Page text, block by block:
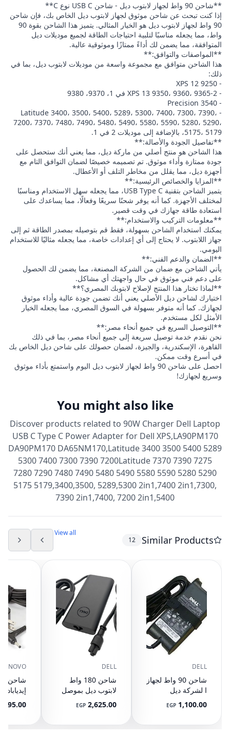
**شاحن 90 واط لجهاز لابتوب ديل - شاحن USB C نوع C**
إذا كنت تبحث عن شاحن موثوق لجهاز لابتوب ديل الخاص بك، فإن شاحن
90 واط لجهاز لابتوب ديل هو الخيار المثالي. يتميز هذا الشاحن بقوة 90
واط، مما يجعله مناسبًا لتلبية احتياجات الطاقة لجميع موديلات ديل
المتوافقة، مما يضمن لك أداءً ممتازًا وموثوقية عالية.
**المواصفات والتوافق:**
هذا الشاحن متوافق مع مجموعة واسعة من موديلات لابتوب ديل، بما في
ذلك:
- XPS 12 9250
- XPS 13 9350، 9360، 9365-2 في 1، 9370، 9380
- Precision 3540
- Latitude 3400، 3500، 5400، 5289، 5300، 7400، 7300، 7390،
7200، 7370، 7480، 7490، 5480، 5490، 5580، 5590، 5280، 5290،
5175، 5179، بالإضافة إلى موديلات 2 في 1.
**تفاصيل الجودة والأصالة:**
هذا الشاحن هو منتج أصلي من ماركة ديل، مما يعني أنك ستحصل على
جودة ممتازة وأداء موثوق. تم تصميمه خصيصًا لضمان التوافق التام مع
أجهزة ديل، مما يقلل من مخاطر التلف أو الأعطال.
**المزايا والخصائص الرئيسية:**
يتميز الشاحن بتقنية USB Type C، مما يجعله سهل الاستخدام ومناسبًا
لمختلف الأجهزة. كما أنه يوفر شحنًا سريعًا وفعالًا، مما يساعدك على
استعادة طاقة جهازك في وقت قصير.
**معلومات التركيب والاستخدام:**
يمكنك استخدام الشاحن بسهولة، فقط قم بتوصيله بمصدر الطاقة ثم إلى
جهاز اللابتوب. لا يحتاج إلى أي إعدادات خاصة، مما يجعله مثاليًا للاستخدام
اليومي.
**الضمان والدعم الفني:**
يأتي الشاحن مع ضمان من الشركة المصنعة، مما يضمن لك الحصول
على دعم فني موثوق في حال واجهتك أي مشاكل.
**لماذا تختار هذا المنتج لإصلاح لابتوبك المصري؟**
اختيارك لشاحن ديل الأصلي يعني أنك تضمن جودة عالية وأداء موثوق
لجهازك. كما أنه متوفر بسهولة في السوق المصري، مما يجعله الخيار
الأمثل لكل مستخدم.
**التوصيل السريع في جميع أنحاء مصر:**
نحن نقدم خدمة توصيل سريعة إلى جميع أنحاء مصر، بما في ذلك
القاهرة، الإسكندرية، والجيزة، لضمان حصولك على شاحن ديل الخاص بك
في أسرع وقت ممكن.
احصل على شاحن 90 واط لجهاز لابتوب ديل اليوم واستمتع بأداء موثوق
وسريع لجهازك!
You might also like
Discover products related to 90W Charger Dell Laptop
USB C Type C Power Adapter for Dell XPS,LA90PM170
DA90PM170 DA65NM170,Latitude 3400 3500 5400 5289
5300 7400 7300 7390 7200Latitude 7370 7390 7275
7280 7290 7480 7490 5480 5490 5580 5590 5280 5290
5175 5179,3400,3500, 5289,5300 2in1,7400 2in1,7300,
7390 2in1,7400, 7200 2in1,5400
Similar Products
12
View all
DELL
شاحن 90 واط لجهاز
ا لشركة ديل
N7110 N7010
1,100.00
EGP
DELL
شاحن 180 واط
لابتوب ديل بموصل
7.4 مم - شاحن
دقيق 7680 7670
2,625.00
EGP
LENOVO
شاحن
45 واط